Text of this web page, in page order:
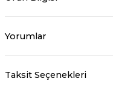
Yorumlar
Taksit Seçenekleri